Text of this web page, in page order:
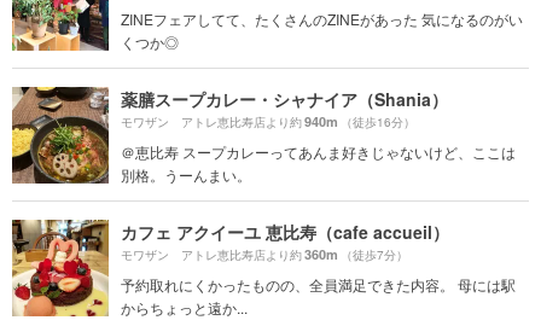
ZINEフェアしてて、たくさんのZINEがあった 気になるのがい
くつか◎
薬膳スープカレー・シャナイア（Shania）
モワザン アトレ恵比寿店より約940m （徒歩16分）
＠恵比寿 スープカレーってあんま好きじゃないけど、ここは
別格。うーんまい。
カフェ アクイーユ 恵比寿（cafe accueil）
モワザン アトレ恵比寿店より約360m （徒歩7分）
予約取れにくかったものの、全員満足できた内容。 母には駅
からちょっと遠か...